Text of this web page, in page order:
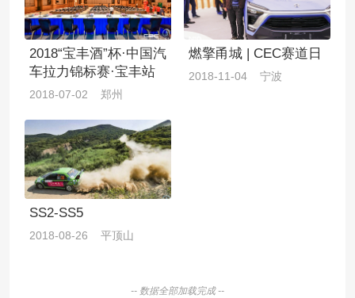
2018“宝丰酒”杯·中国汽
车拉力锦标赛·宝丰站
2018-07-02 郑州
燃擎甬城 | CEC赛道日
2018-11-04 宁波
SS2-SS5
2018-08-26 平顶山
-- 数据全部加载完成 --